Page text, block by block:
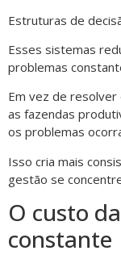
Estruturas de
Esses sistemas
problemas
Em vez de
as fazendas
os problemas
Isso cria mais
gestão se
O custo
constante